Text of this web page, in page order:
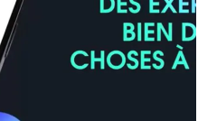
CIBLAGE